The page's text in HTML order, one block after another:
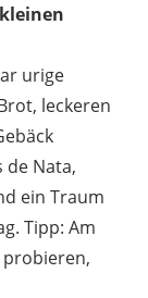
urige
leckeren
de Nata,
ein Traum
Tipp: Am